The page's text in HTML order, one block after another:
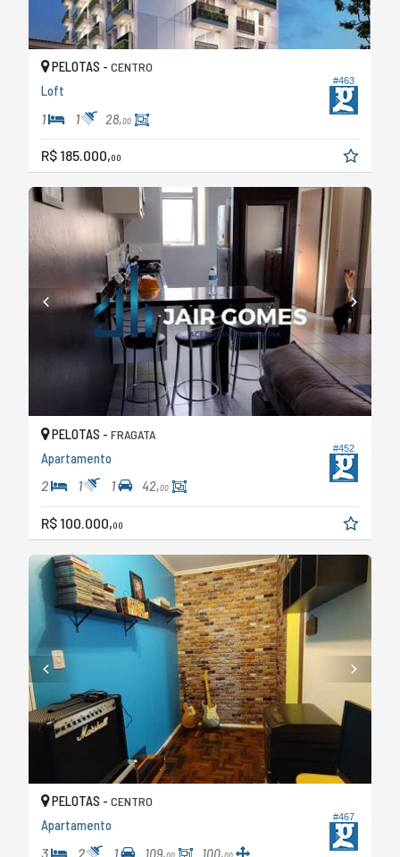
#463
PELOTAS - CENTRO
Loft
1 1 28,00
R$ 185.000,00
#452
PELOTAS - FRAGATA
Apartamento
2 1 1 42,00
R$ 100.000,00
#467
PELOTAS - CENTRO
Apartamento
3 2 1 109, 100,